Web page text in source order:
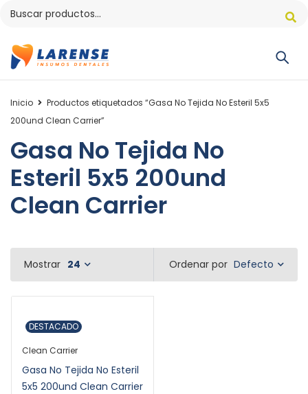
Inicio
Productos etiquetados “Gasa No Tejida No Esteril 5x5
200und Clean Carrier”
Gasa No Tejida No
Esteril 5x5 200und
Clean Carrier
Ordenar por Defecto
Mostrar 24
DESTACADO
Clean Carrier
Gasa No Tejida No Esteril
5x5 200und Clean Carrier